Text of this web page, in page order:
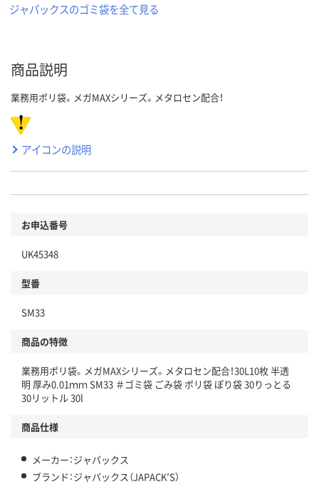
ジャパックスのゴミ袋を全て見る
商品説明
業務用ポリ袋。メガMAXシリーズ。メタロセン配合！
アイコンの説明
お申込番号
UK45348
型番
SM33
商品の特徴
業務用ポリ袋。メガMAXシリーズ。メタロセン配合！30L10枚 半透
明 厚み0.01ｍｍ SM33 ＃ゴミ袋 ごみ袋 ポリ袋 ぽり袋 30りっとる
30リットル 30l
商品仕様
メーカー：ジャパックス
ブランド：ジャパックス（JAPACK’S）